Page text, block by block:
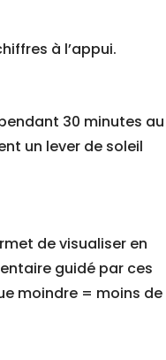
à l’appui.
30 minutes au
un lever de soleil
de visualiser en
guidé par ces
moindre = moins de